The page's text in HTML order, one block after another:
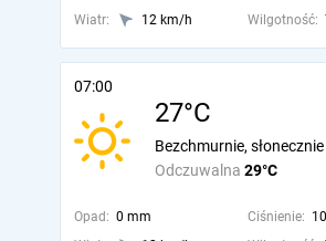
Wiatr:
12 km/h Wilgotność:
07:00
27°C
Odczuwalna 29°C
Bezchmurnie, słonecznie
Opad: 0 mm Ciśnienie: